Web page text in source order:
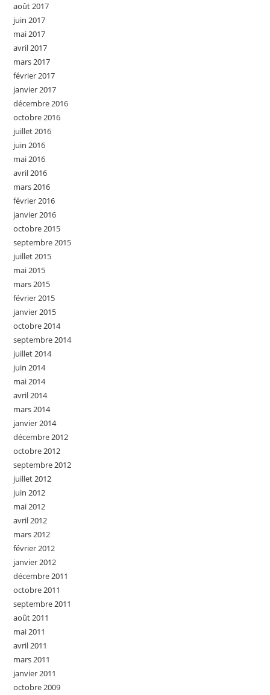
août 2017
juin 2017
mai 2017
avril 2017
mars 2017
février 2017
janvier 2017
décembre 2016
octobre 2016
juillet 2016
juin 2016
mai 2016
avril 2016
mars 2016
février 2016
janvier 2016
octobre 2015
septembre 2015
juillet 2015
mai 2015
mars 2015
février 2015
janvier 2015
octobre 2014
septembre 2014
juillet 2014
juin 2014
mai 2014
avril 2014
mars 2014
janvier 2014
décembre 2012
octobre 2012
septembre 2012
juillet 2012
juin 2012
mai 2012
avril 2012
mars 2012
février 2012
janvier 2012
décembre 2011
octobre 2011
septembre 2011
août 2011
mai 2011
avril 2011
mars 2011
janvier 2011
octobre 2009